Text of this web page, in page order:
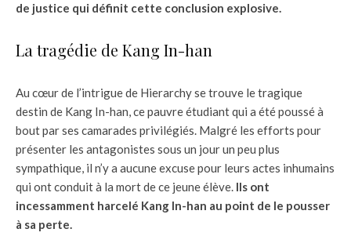
de justice qui définit cette conclusion explosive.
La tragédie de Kang In-han
Au cœur de l’intrigue de Hierarchy se trouve le tragique
destin de Kang In-han, ce pauvre étudiant qui a été poussé à
bout par ses camarades privilégiés. Malgré les efforts pour
présenter les antagonistes sous un jour un peu plus
sympathique, il n’y a aucune excuse pour leurs actes inhumains
qui ont conduit à la mort de ce jeune élève. Ils ont
incessamment harcelé Kang In-han au point de le pousser
à sa perte.